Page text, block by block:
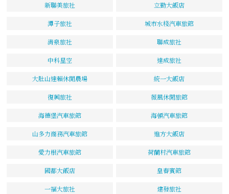
新聯美旅社 立勤大飯店
潭子旅社 城市水棧汽車旅館
清泉旅社 聯成旅社
中科星空 達成旅社
大肚山達賴休閒農場 統一大飯店
復興旅社 薇風休閒旅館
海德堡汽車旅館 海頓汽車旅館
山多力商務汽車旅館 進方大飯店
愛力根汽車旅館 荷蘭村汽車旅館
國都大飯店 皇春賓館
一福大旅社 建發旅社